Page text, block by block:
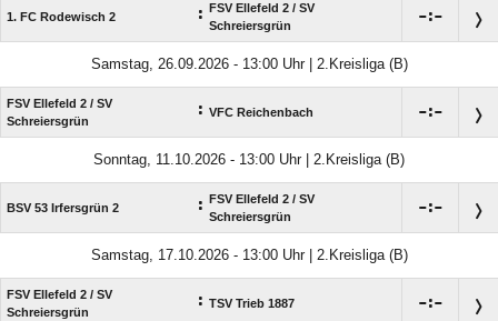
1. FC Rodewisch 2 :
FSV Ellefeld 2 /​ SV
Schreiersgrün
:
Samstag, 26.09.2026 - 13:00 Uhr | 2.Kreisliga (B)
FSV Ellefeld 2 /​ SV
Schreiersgrün
: VFC Reichenbach :
Sonntag, 11.10.2026 - 13:00 Uhr | 2.Kreisliga (B)
BSV 53 Irfersgrün 2 :
FSV Ellefeld 2 /​ SV
Schreiersgrün
:
Samstag, 17.10.2026 - 13:00 Uhr | 2.Kreisliga (B)
FSV Ellefeld 2 /​ SV
Schreiersgrün
: TSV Trieb 1887 :